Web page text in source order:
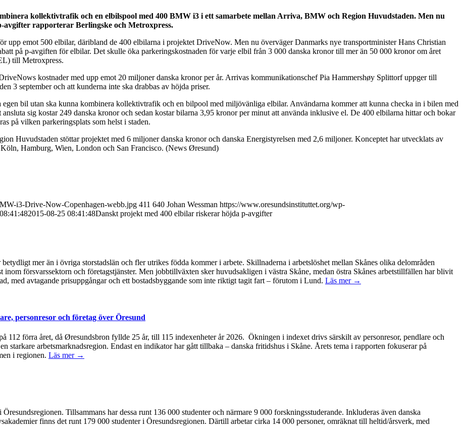
kollektivtrafik och en elbilspool med 400 BMW i3 i ett samarbete mellan Arriva, BMW och Region Huvudstaden. Men nu
rapporterar Berlingske och Metroxpress.
upp emot 500 elbilar, däribland de 400 elbilarna i projektet DriveNow. Men nu överväger Danmarks nye transportminister Hans Christian
på p-avgiften för elbilar. Det skulle öka parkeringskostnaden för varje elbil från 3 000 danska kronor till mer än 50 000 kronor om året
till Metroxpress.
kostnader med upp emot 20 miljoner danska kronor per år. Arrivas kommunikationschef Pia Hammershøy Splittorf uppger till
3 september och att kunderna inte ska drabbas av höjda priser.
egen bil utan ska kunna kombinera kollektivtrafik och en bilpool med miljövänliga elbilar. Användarna kommer att kunna checka in i bilen med
sig kostar 249 danska kronor och sedan kostar bilarna 3,95 kronor per minut att använda inklusive el. De 400 elbilarna hittar och bokar
på vilken parkeringsplats som helst i staden.
Huvudstaden stöttar projektet med 6 miljoner danska kronor och danska Energistyrelsen med 2,6 miljoner. Konceptet har utvecklats av
Hamburg, Wien, London och San Francisco. (News Øresund)
i3-Drive-Now-Copenhagen-webb.jpg 411 640 Johan Wessman https://www.oresundsinstituttet.org/wp-
2015-08-25 08:41:48Danskt projekt med 400 elbilar riskerar höjda p-avgifter
mer än i övriga storstadslän och fler utrikes födda kommer i arbete. Skillnaderna i arbetslöshet mellan Skånes olika delområden
försvarssektorn och företagstjänster. Men jobbtillväxten sker huvudsakligen i västra Skåne, medan östra Skånes arbetstillfällen har blivit
med avtagande prisuppgångar och ett bostadsbyggande som inte riktigt tagit fart – förutom i Lund. Läs mer →
personresor och företag över Öresund
112 förra året, då Øresundsbron fyllde 25 år, till 115 indexenheter år 2026. Ökningen i indexet drivs särskilt av personresor, pendlare och
starkare arbetsmarknadsregion. Endast en indikator har gått tillbaka – danska fritidshus i Skåne. Årets tema i rapporten fokuserar på
i regionen. Läs mer →
Tillsammans har dessa runt 136 000 studenter och närmare 9 000 forskningsstuderande. Inkluderas även danska
finns det runt 179 000 studenter i Öresundsregionen. Därtill arbetar cirka 14 000 personer, omräknat till heltid/årsverk, med